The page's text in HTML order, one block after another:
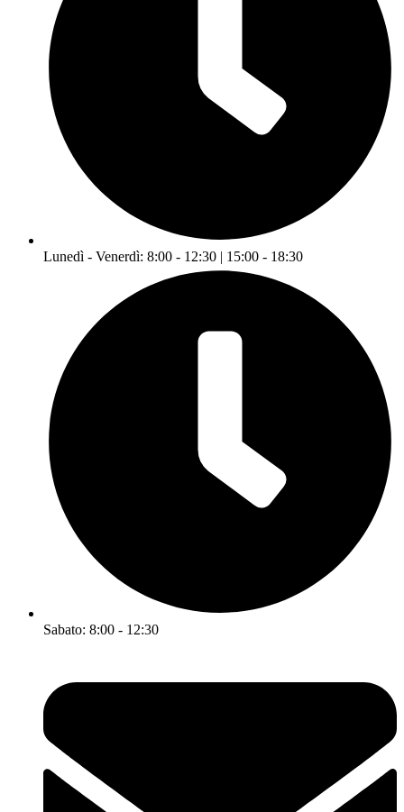
Lunedì - Venerdì: 8:00 - 12:30 | 15:00 - 18:30
Sabato: 8:00 - 12:30